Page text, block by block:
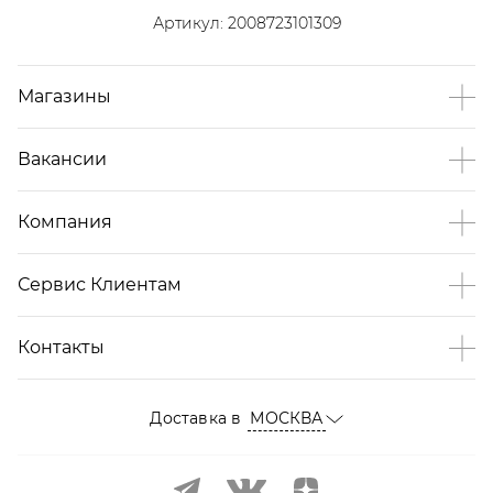
Артикул: 2008723101309
Магазины
Вакансии
Компания
Сервис Клиентам
Контакты
Доставка в МОСКВА